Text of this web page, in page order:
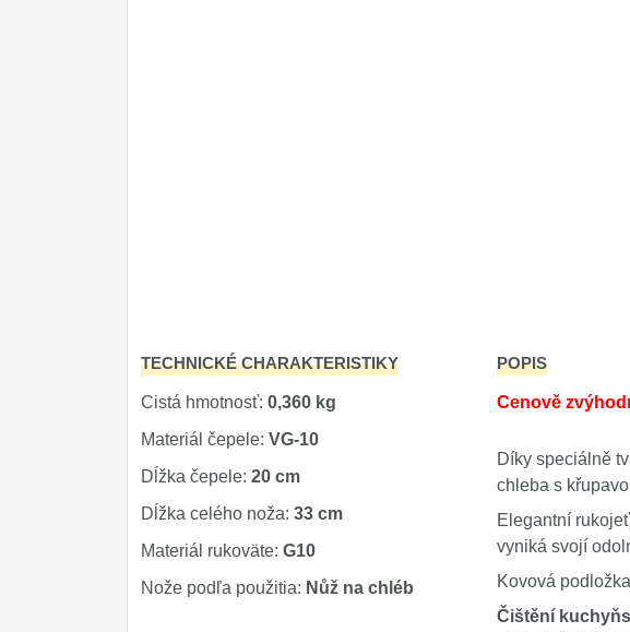
TECHNICKÉ CHARAKTERISTIKY
Cistá hmotnosť: 0,360 kg
Materiál čepele: VG-10
Dĺžka čepele: 20 cm
Dĺžka celého noža: 33 cm
Materiál rukoväte: G10
Nože podľa použitia: Nůž na chléb
POPIS
Cenově
Díky speciálně
chleba s
Elegantní
vyniká svojí
Kovová
Čištění